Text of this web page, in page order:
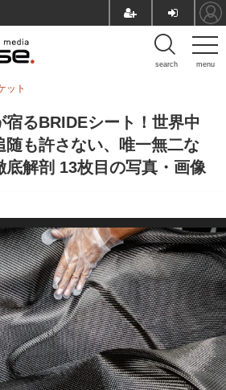
menu
search
宿るBRIDEシート！世界中
随も許さない、唯一無二な
底解剖 13枚目の写真・画像
ット